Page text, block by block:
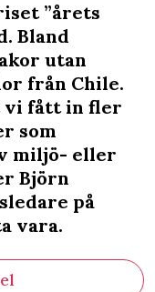
”årets
Bland
utan
från Chile.
vi fått in fler
som
miljö- eller
Björn
på
vara.